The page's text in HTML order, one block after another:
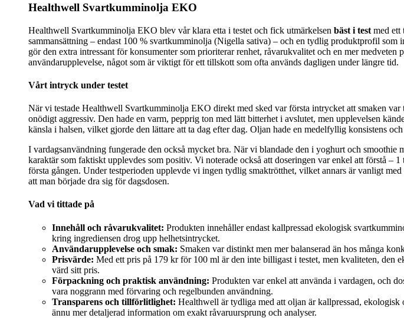
Healthwell Svartkumminolja EKO
Healthwell Svartkumminolja EKO blev vår klara etta i testet och fick utmärkelsen bäst i test med ett
sammansättning – endast 100 % svartkumminolja (Nigella sativa) – och en tydlig produktprofil
gör den extra intressant för konsumenter som prioriterar renhet, råvarukvalitet och en mer
användarupplevelse, något som är viktigt för ett tillskott som ofta används dagligen under längre tid.
Vårt intryck under testet
När vi testade Healthwell Svartkumminolja EKO direkt med sked var första intrycket att smaken
onödigt aggressiv. Den hade en varm, pepprig ton med lätt bitterhet i avslutet, men upplevelsen
känsla i halsen, vilket gjorde den lättare att ta dag efter dag. Oljan hade en medelfyllig konsistens
I vardagsanvändning fungerade den också mycket bra. När vi blandade den i yoghurt och
karaktär som faktiskt upplevdes som positiv. Vi noterade också att doseringen var enkel att förstå
första gången. Under testperioden upplevde vi ingen tydlig smaktrötthet, vilket annars är vanligt
att man började dra sig för dagsdosen.
Vad vi tittade på
Innehåll och råvarukvalitet: Produkten innehåller endast kallpressad ekologisk
kring ingrediensen drog upp helhetsintrycket.
Användarupplevelse och smak: Smaken var distinkt men mer balanserad än hos många
Prisvärde: Med ett pris på 179 kr för 100 ml är den inte billigast i testet, men kvaliteten, den
värd sitt pris.
Förpackning och praktisk användning: Produkten var enkel att använda i vardagen, och
vara noggrann med förvaring och regelbunden användning.
Transparens och tillförlitlighet: Healthwell är tydliga med att oljan är kallpressad,
ännu mer detaljerad information om exakt råvaruursprung och analyser.